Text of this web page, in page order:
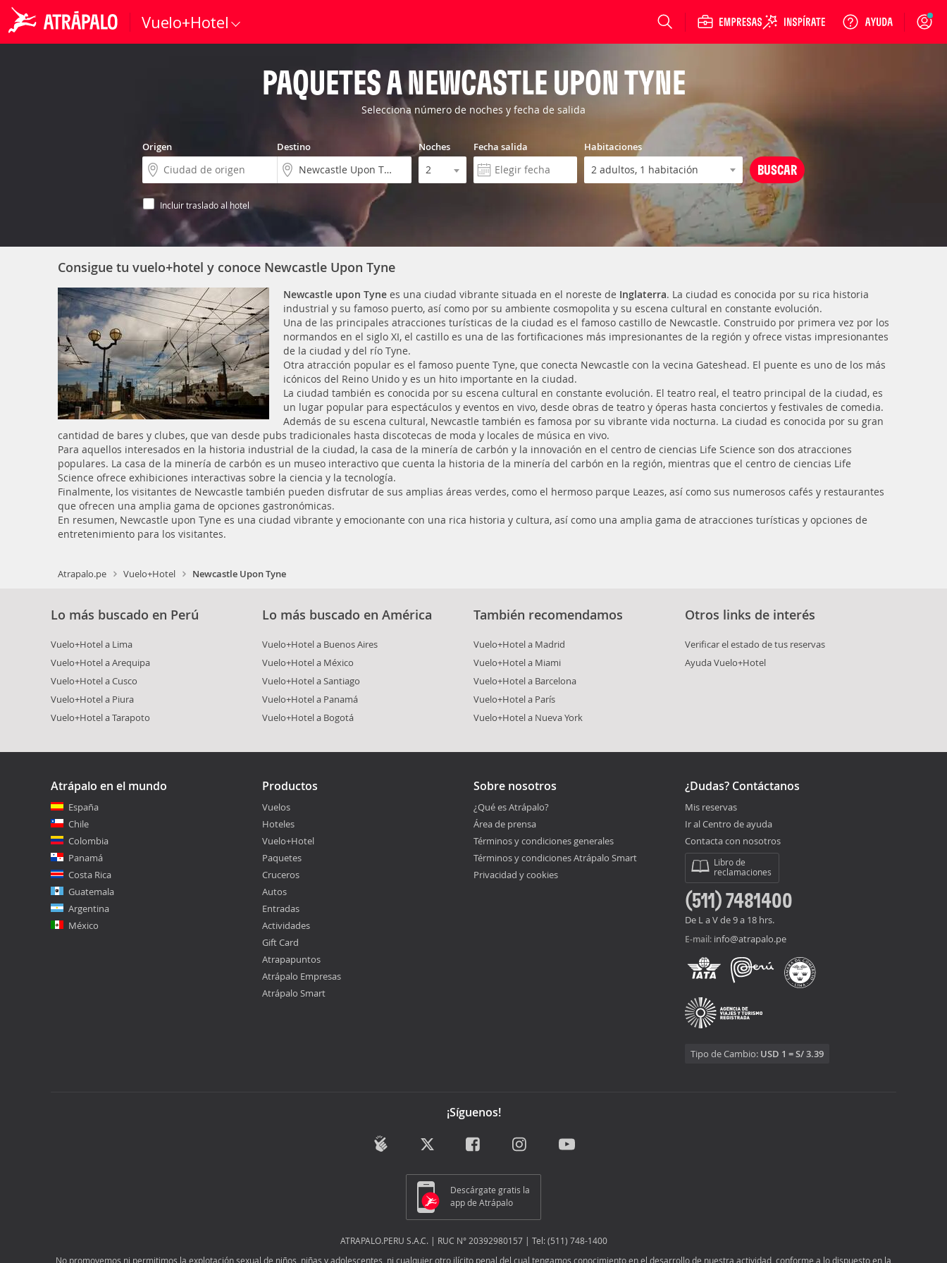
Vuelo+Hotel Login
PAQUETES A NEWCASTLE UPON TYNE
Selecciona número de noches y fecha de salida
Origen Destino Noches Fecha salida Habitaciones
Incluir traslado al hotel
Consigue tu vuelo+hotel y conoce Newcastle Upon Tyne
Newcastle upon Tyne es una ciudad vibrante situada en el noreste de Inglaterra. La ciudad es conocida por su rica historia
industrial y su famoso puerto, así como por su ambiente cosmopolita y su escena cultural en constante evolución.
Una de las principales atracciones turísticas de la ciudad es el famoso castillo de Newcastle. Construido por primera vez por los
normandos en el siglo XI, el castillo es una de las fortificaciones más impresionantes de la región y ofrece vistas impresionantes
de la ciudad y del río Tyne.
Otra atracción popular es el famoso puente Tyne, que conecta Newcastle con la vecina Gateshead. El puente es uno de los más
icónicos del Reino Unido y es un hito importante en la ciudad.
La ciudad también es conocida por su escena cultural en constante evolución. El teatro real, el teatro principal de la ciudad, es
un lugar popular para espectáculos y eventos en vivo, desde obras de teatro y óperas hasta conciertos y festivales de comedia.
Además de su escena cultural, Newcastle también es famosa por su vibrante vida nocturna. La ciudad es conocida por su gran
cantidad de bares y clubes, que van desde pubs tradicionales hasta discotecas de moda y locales de música en vivo.
Para aquellos interesados en la historia industrial de la ciudad, la casa de la minería de carbón y la innovación en el centro de ciencias Life Science son dos atracciones
populares. La casa de la minería de carbón es un museo interactivo que cuenta la historia de la minería del carbón en la región, mientras que el centro de ciencias Life
Science ofrece exhibiciones interactivas sobre la ciencia y la tecnología.
Finalmente, los visitantes de Newcastle también pueden disfrutar de sus amplias áreas verdes, como el hermoso parque Leazes, así como sus numerosos cafés y restaurantes
que ofrecen una amplia gama de opciones gastronómicas.
En resumen, Newcastle upon Tyne es una ciudad vibrante y emocionante con una rica historia y cultura, así como una amplia gama de atracciones turísticas y opciones de
entretenimiento para los visitantes.
Atrapalo.pe Vuelo+Hotel Newcastle Upon Tyne
Lo más buscado en Perú
Vuelo+Hotel a Lima
Vuelo+Hotel a Arequipa
Vuelo+Hotel a Cusco
Vuelo+Hotel a Piura
Vuelo+Hotel a Tarapoto
Lo más buscado en América
Vuelo+Hotel a Buenos Aires
Vuelo+Hotel a México
Vuelo+Hotel a Santiago
Vuelo+Hotel a Panamá
Vuelo+Hotel a Bogotá
También recomendamos
Vuelo+Hotel a Madrid
Vuelo+Hotel a Miami
Vuelo+Hotel a Barcelona
Vuelo+Hotel a París
Vuelo+Hotel a Nueva York
Otros links de interés
Verificar el estado de tus reservas
Ayuda Vuelo+Hotel
Atrápalo en el mundo
España
Chile
Colombia
Panamá
Costa Rica
Guatemala
Argentina
México
Productos
Vuelos
Hoteles
Vuelo+Hotel
Paquetes
Cruceros
Autos
Entradas
Actividades
Gift Card
Atrapapuntos
Atrápalo Empresas
Atrápalo Smart
Sobre nosotros
¿Qué es Atrápalo?
Área de prensa
Términos y condiciones generales
Términos y condiciones Atrápalo Smart
Privacidad y cookies
¿Dudas? Contáctanos
Mis reservas
Ir al Centro de ayuda
Contacta con nosotros
Libro de
reclamaciones
(511) 7481400
De L a V de 9 a 18 hrs.
E-mail: info@atrapalo.pe
Tipo de Cambio: USD 1 = S/ 3.39
¡Síguenos!
Descárgate gratis la
app de Atrápalo
ATRAPALO.PERU S.A.C. | RUC N° 20392980157 | Tel: (511) 748-1400
No promovemos ni permitimos la explotación sexual de niños, niñas y adolescentes, ni cualquier otro ilícito penal del cual tengamos conocimiento en el desarrollo de nuestra actividad, conforme a lo dispuesto en la